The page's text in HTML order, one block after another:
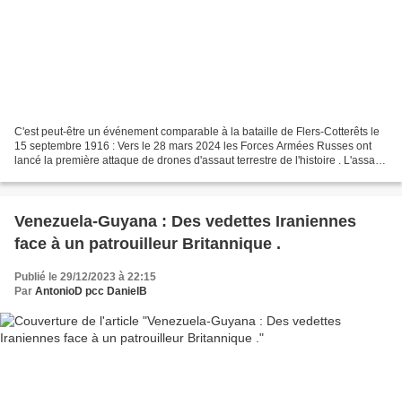
C'est peut-être un événement comparable à la bataille de Flers-Cotterêts le
15 septembre 1916 : Vers le 28 mars 2024 les Forces Armées Russes ont
lancé la première attaque de drones d'assaut terrestre de l'histoire . L'assaut
Venezuela-Guyana : Des vedettes Iraniennes
face à un patrouilleur Britannique .
Publié le 29/12/2023 à 22:15
Par AntonioD pcc DanielB